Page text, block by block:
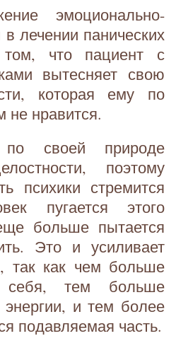
эмоционально-
лечении панических
что пациент с
вытесняет свою
которая ему по
не нравится.
своей природе
поэтому
психики стремится
пугается этого
больше пытается
Это и усиливает
так как чем больше
тем больше
и тем более
подавляемая часть.